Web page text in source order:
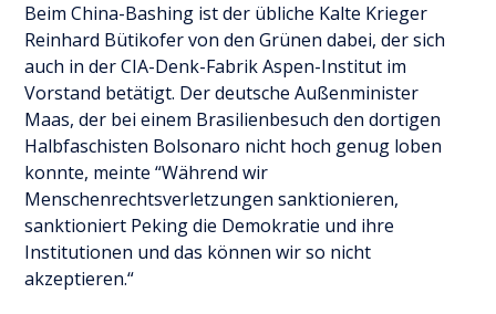
Beim China-Bashing ist der übliche Kalte Krieger
Reinhard Bütikofer von den Grünen dabei, der sich
auch in der CIA-Denk-Fabrik Aspen-Institut im
Vorstand betätigt. Der deutsche Außenminister
Maas, der bei einem Brasilienbesuch den dortigen
Halbfaschisten Bolsonaro nicht hoch genug loben
konnte, meinte “Während wir
Menschenrechtsverletzungen sanktionieren,
sanktioniert Peking die Demokratie und ihre
Institutionen und das können wir so nicht
akzeptieren.“